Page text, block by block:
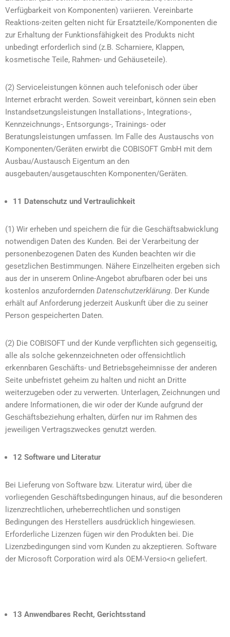
Verfügbarkeit von Komponenten) variieren. Vereinbarte
Reaktions-zeiten gelten nicht für Ersatzteile/Komponenten die
zur Erhaltung der Funktionsfähigkeit des Produkts nicht
unbedingt erforderlich sind (z.B. Scharniere, Klappen,
kosmetische Teile, Rahmen- und Gehäuseteile).
(2) Serviceleistungen können auch telefonisch oder über
Internet erbracht werden. Soweit vereinbart, können sein eben
Instandsetzungsleistungen Installations-, Integrations-,
Kennzeichnungs-, Entsorgungs-, Trainings- oder
Beratungsleistungen umfassen. Im Falle des Austauschs von
Komponenten/Geräten erwirbt die COBISOFT GmbH mit dem
Ausbau/Austausch Eigentum an den
ausgebauten/ausgetauschten Komponenten/Geräten.
11 Datenschutz und Vertraulichkeit
(1) Wir erheben und speichern die für die Geschäftsabwicklung
notwendigen Daten des Kunden. Bei der Verarbeitung der
personenbezogenen Daten des Kunden beachten wir die
gesetzlichen Bestimmungen. Nähere Einzelheiten ergeben sich
aus der in unserem Online-Angebot abrufbaren oder bei uns
kostenlos anzufordernden Datenschutzerklärung. Der Kunde
erhält auf Anforderung jederzeit Auskunft über die zu seiner
Person gespeicherten Daten.
(2) Die COBISOFT und der Kunde verpflichten sich gegenseitig,
alle als solche gekennzeichneten oder offensichtlich
erkennbaren Geschäfts- und Betriebsgeheimnisse der anderen
Seite unbefristet geheim zu halten und nicht an Dritte
weiterzugeben oder zu verwerten. Unterlagen, Zeichnungen und
andere Informationen, die wir oder der Kunde aufgrund der
Geschäftsbeziehung erhalten, dürfen nur im Rahmen des
jeweiligen Vertragszweckes genutzt werden.
12 Software und Literatur
Bei Lieferung von Software bzw. Literatur wird, über die
vorliegenden Geschäftsbedingungen hinaus, auf die besonderen
lizenzrechtlichen, urheberrechtlichen und sonstigen
Bedingungen des Herstellers ausdrücklich hingewiesen.
Erforderliche Lizenzen fügen wir den Produkten bei. Die
Lizenzbedingungen sind vom Kunden zu akzeptieren. Software
der Microsoft Corporation wird als OEM-Versio<n geliefert.
13 Anwendbares Recht, Gerichtsstand